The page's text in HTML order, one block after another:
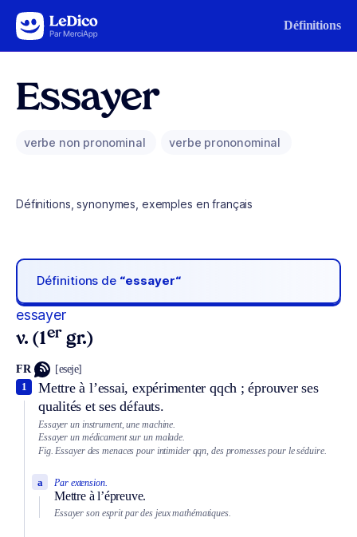
Aller au contenu Définitions
Essayer
verbe non pronominal verbe prononominal
Définitions, synonymes, exemples en français
Définitions de “essayer“
essayer
v. (1er gr.)
FR [eseje]
Mettre à l’essai, expérimenter qqch ; éprouver ses
qualités et ses défauts.
1
Essayer un instrument, une machine.
Essayer un médicament sur un malade.
Fig. Essayer des menaces pour intimider qqn, des promesses pour le séduire.
Par extension.
Mettre à l’épreuve.
a
Essayer son esprit par des jeux mathématiques.